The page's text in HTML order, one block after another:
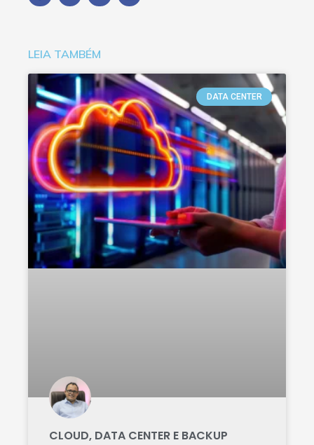
LEIA TAMBÉM
DATA CENTER
CLOUD, DATA CENTER E BACKUP